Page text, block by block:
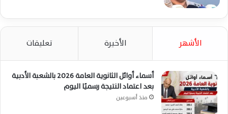
الأشهر الأخيرة تعليقات
أسماء أوائل الثانوية العامة 2026 بالشعبة الأدبية
بعد اعتماد النتيجة رسميًا اليوم
منذ أسبوعين